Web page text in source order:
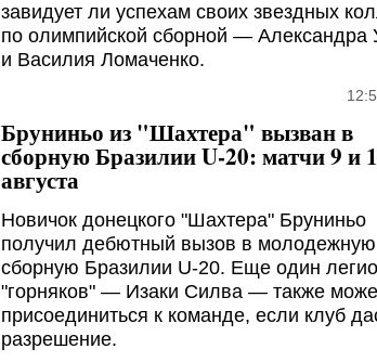
завидует ли успехам своих звездных
по олимпийской сборной — Александра
и Василия Ломаченко.
Бруниньо из "Шахтера" вызван в
сборную Бразилии U-20: матчи 9 и
августа
Новичок донецкого "Шахтера" Бруниньо
получил дебютный вызов в молодежную
сборную Бразилии U-20. Еще один
"горняков" — Изаки Силва — также
присоединиться к команде, если клуб
разрешение.